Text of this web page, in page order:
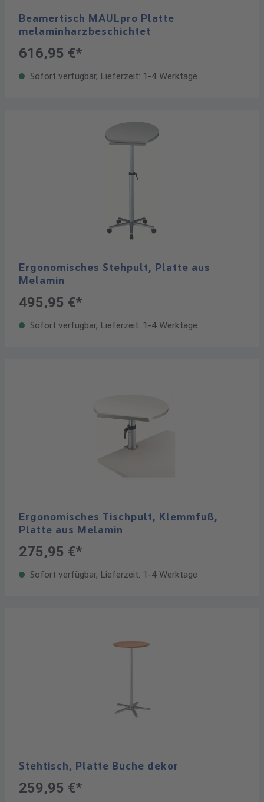
Beamertisch MAULpro Platte
melaminharzbeschichtet
616,95 €*
Sofort verfügbar, Lieferzeit: 1-4 Werktage
Ergonomisches Stehpult, Platte aus
Melamin
495,95 €*
Sofort verfügbar, Lieferzeit: 1-4 Werktage
Ergonomisches Tischpult, Klemmfuß,
Platte aus Melamin
275,95 €*
Sofort verfügbar, Lieferzeit: 1-4 Werktage
Stehtisch, Platte Buche dekor
259,95 €*